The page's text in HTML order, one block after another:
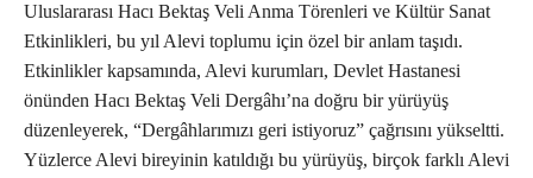
Uluslararası Hacı Bektaş Veli Anma Törenleri ve Kültür Sanat
Etkinlikleri, bu yıl Alevi toplumu için özel bir anlam taşıdı.
Etkinlikler kapsamında, Alevi kurumları, Devlet Hastanesi
önünden Hacı Bektaş Veli Dergâhı’na doğru bir yürüyüş
düzenleyerek, “Dergâhlarımızı geri istiyoruz” çağrısını yükseltti.
Yüzlerce Alevi bireyinin katıldığı bu yürüyüş, birçok farklı Alevi